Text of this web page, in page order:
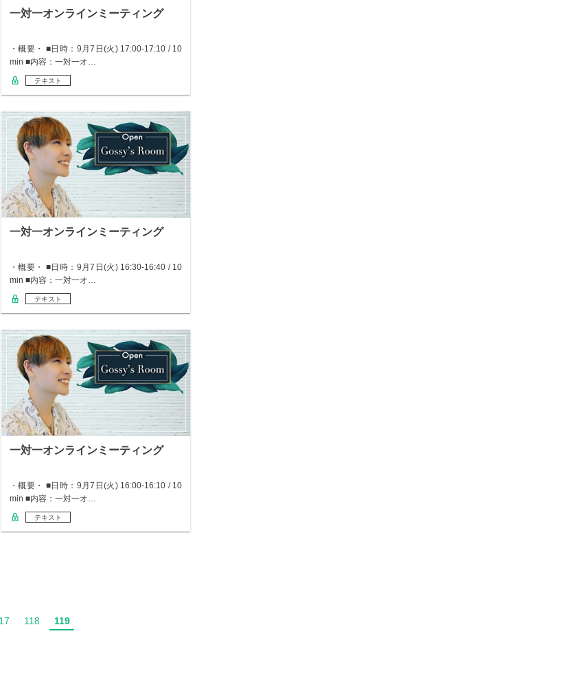
一対一オンラインミーティング
・概要・ ■日時：9月7日(火) 17:00-17:10 / 10
min ■内容：一対一オ…
テキスト
一対一オンラインミーティング
・概要・ ■日時：9月7日(火) 16:30-16:40 / 10
min ■内容：一対一オ…
テキスト
一対一オンラインミーティング
・概要・ ■日時：9月7日(火) 16:00-16:10 / 10
min ■内容：一対一オ…
テキスト
118 119